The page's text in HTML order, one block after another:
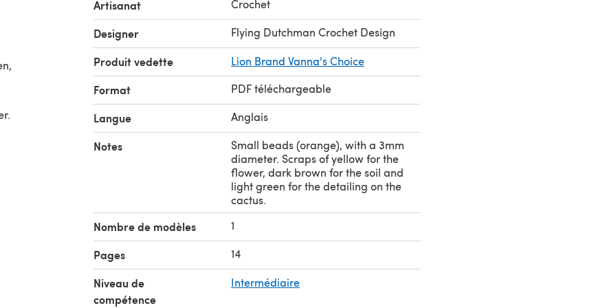
Artisanat Crochet
Designer Flying Dutchman Crochet Design
Produit vedette Lion Brand Vanna's Choice
Format PDF téléchargeable
Langue Anglais
Notes
Small beads (orange), with a 3mm
diameter. Scraps of yellow for the
flower, dark brown for the soil and
light green for the detailing on the
cactus.
Nombre de modèles 1
Pages 14
Niveau de
compétence
Intermédiaire